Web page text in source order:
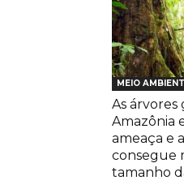
MEIO
As árvores
Amazônia
ameaça e
consegue
tamanho